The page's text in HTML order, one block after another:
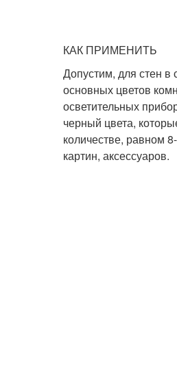
КАК ПРИМЕНИТЬ
Допустим, для стен
основных цветов
осветительных
черный цвета,
количестве, равном
картин, аксессуаров.